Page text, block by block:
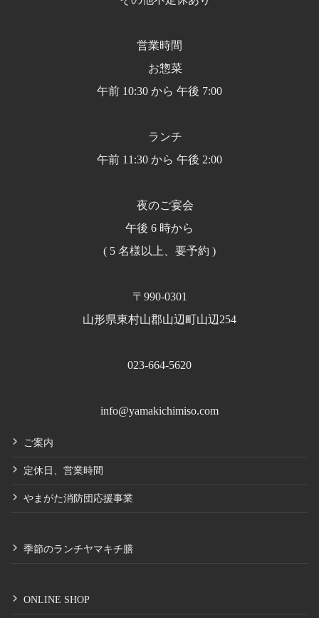
営業時間
お惣菜
午前 10:30 から 午後 7:00
ランチ
午前 11:30 から 午後 2:00
夜のご宴会
午後 6 時から
( 5 名様以上、要予約 )
〒990-0301
山形県東村山郡山辺町山辺254
023-664-5620
info@yamakichimiso.com
ご案内
定休日、営業時間
やまがた消防団応援事業
季節のランチヤマキチ膳
ONLINE SHOP